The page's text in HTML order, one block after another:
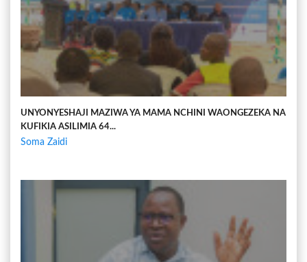
UNYONYESHAJI MAZIWA YA MAMA NCHINI WAONGEZEKA NA
KUFIKIA ASILIMIA 64...
Soma Zaidi